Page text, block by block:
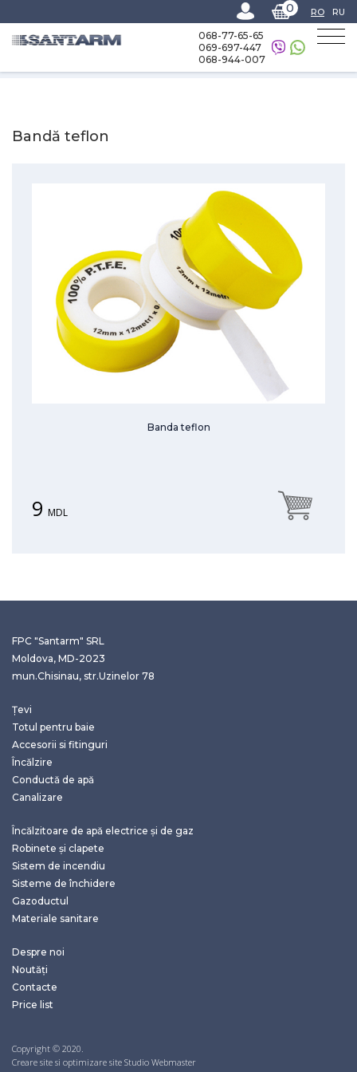
0 RO RU
068-77-65-65
069-697-447
068-944-007
Bandă teflon
Bandă teflon
Banda teflon
9 MDL
FPC "Santarm" SRL
Moldova, MD-2023
mun.Chisinau, str.Uzinelor 78
Țevi
Totul pentru baie
Accesorii si fitinguri
Încălzire
Conductă de apă
Canalizare
Încălzitoare de apă electrice și de gaz
Robinete și clapete
Sistem de incendiu
Sisteme de închidere
Gazoductul
Materiale sanitare
Despre noi
Noutăți
Contacte
Price list
Copyright © 2020.
Creare site si optimizare site Studio Webmaster